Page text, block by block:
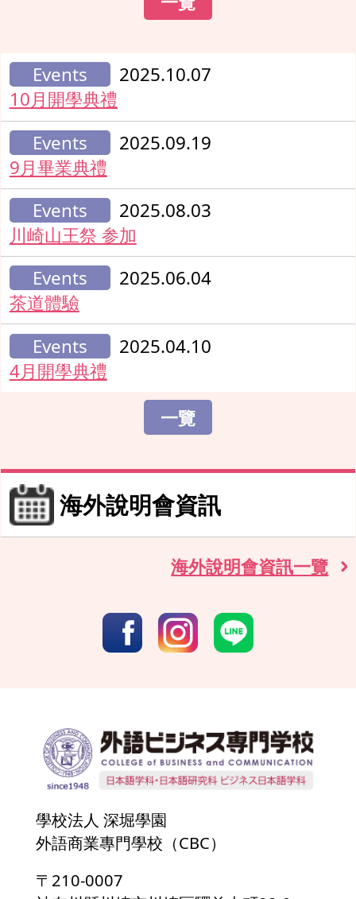
Events
2025.10.07
10月開學典禮
Events
2025.09.19
9月畢業典禮
Events
2025.08.03
川崎山王祭 参加
Events
2025.06.04
茶道體驗
Events
2025.04.10
4月開學典禮
一覽
海外說明會資訊
海外說明會資訊一覽
學校法人 深堀學園
外語商業專門學校（CBC）
〒210-0007